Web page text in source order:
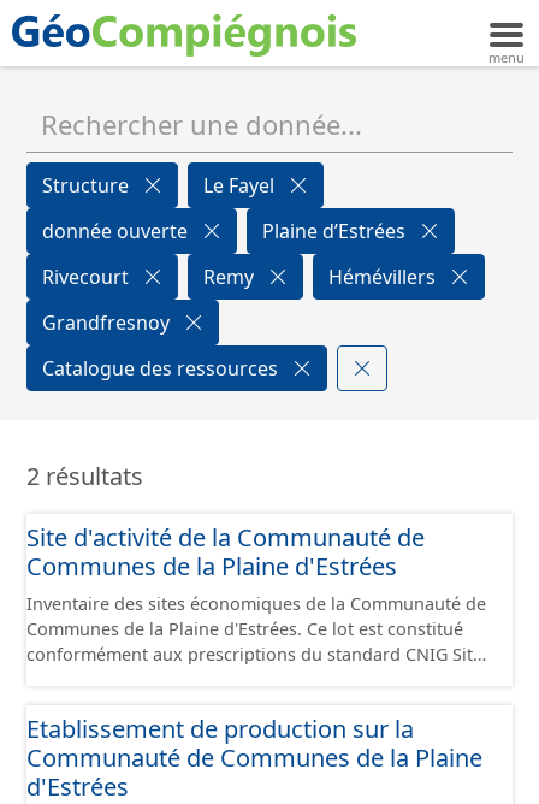
Structure
Le Fayel
donnée ouverte
Plaine d’Estrées
Rivecourt
Remy
Hémévillers
Grandfresnoy
Catalogue des ressources
2 résultats
Site d'activité de la Communauté de
Communes de la Plaine d'Estrées
Inventaire des sites économiques de la Communauté de
Communes de la Plaine d'Estrées. Ce lot est constitué
conformément aux prescriptions du standard CNIG Sites
Etablissement de production sur la
Communauté de Communes de la Plaine
d'Estrées